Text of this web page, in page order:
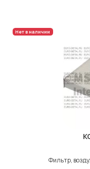
Нет в наличии
Фильтр,